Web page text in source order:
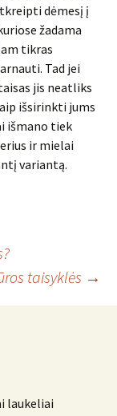
dėmesį į
žadama
tikras
Tad jei
jis neatliks
išsirinkti jums
išmano tiek
ir mielai
variantą.
taisyklės →
laukeliai